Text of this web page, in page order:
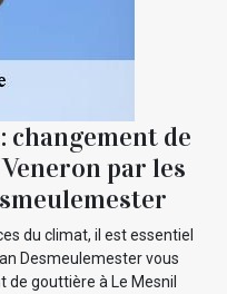
changement de
par les
du climat, il est essentiel
Desmeulemester vous
de gouttière à Le Mesnil